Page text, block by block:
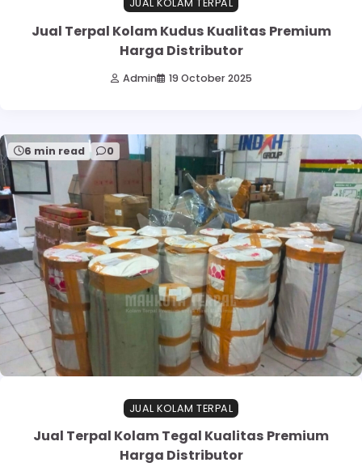
JUAL KOLAM TERPAL
Jual Terpal Kolam Kudus Kualitas Premium
Harga Distributor
Admin 19 October 2025
6 min read 0
JUAL KOLAM TERPAL
Jual Terpal Kolam Tegal Kualitas Premium
Harga Distributor